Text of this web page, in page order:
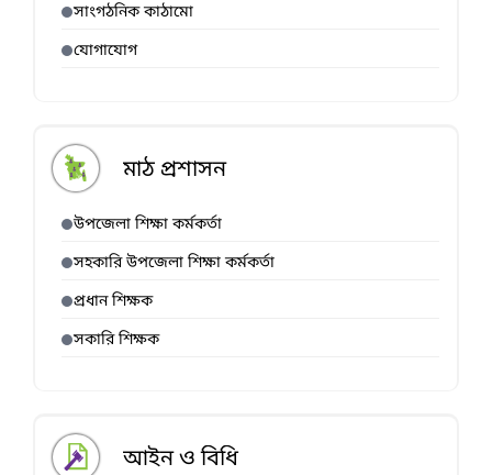
সাংগঠনিক কাঠামো
যোগাযোগ
মাঠ প্রশাসন
উপজেলা শিক্ষা কর্মকর্তা
সহকারি উপজেলা শিক্ষা কর্মকর্তা
প্রধান শিক্ষক
সকারি শিক্ষক
আইন ও বিধি